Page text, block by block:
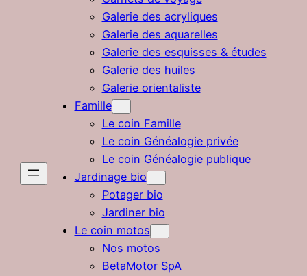
Galerie des acryliques
Galerie des aquarelles
Galerie des esquisses & études
Galerie des huiles
Galerie orientaliste
Famille
Le coin Famille
Le coin Généalogie privée
Le coin Généalogie publique
Jardinage bio
Potager bio
Jardiner bio
Le coin motos
Nos motos
BetaMotor SpA